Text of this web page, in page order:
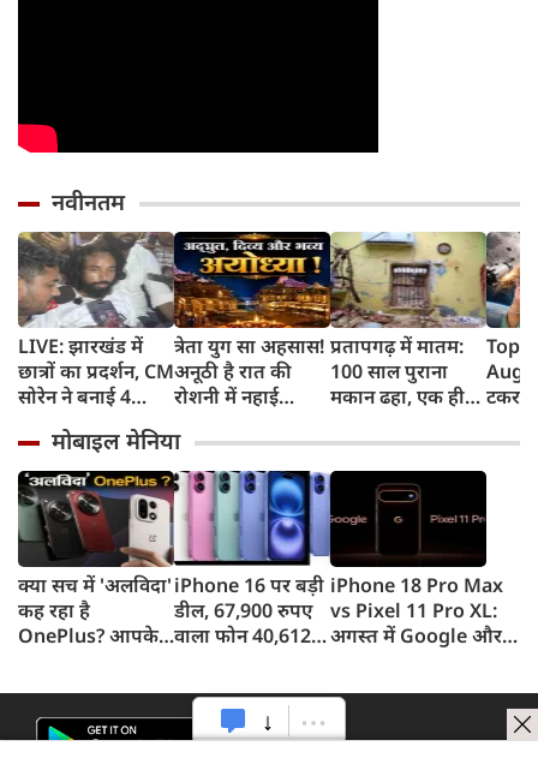
नवीनतम
LIVE: झारखंड में
छात्रों का प्रदर्शन, CM
सोरेन ने बनाई 4
त्रेता युग सा अहसास!
अनूठी है रात की
रोशनी में नहाई
प्रतापगढ़ में मातम:
100 साल पुराना
मकान ढहा, एक ही
दर्दनाक मौत
Top
मोबाइल मेनिया
क्या सच में 'अलविदा'
कह रहा है
OnePlus? आपके
अपडेट
iPhone 16 पर बड़ी
डील, 67,900 रुपए
वाला फोन 40,612
डिस्काउंट
iPhone 18 Pro Max
vs Pixel 11 Pro XL:
अगस्त में Google और
सबसे दमदार?